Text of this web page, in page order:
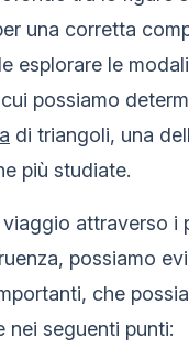
una corretta
esplorare le
possiamo
di triangoli, una
più studiate.
attraverso i
possiamo
che
nei seguenti punti: